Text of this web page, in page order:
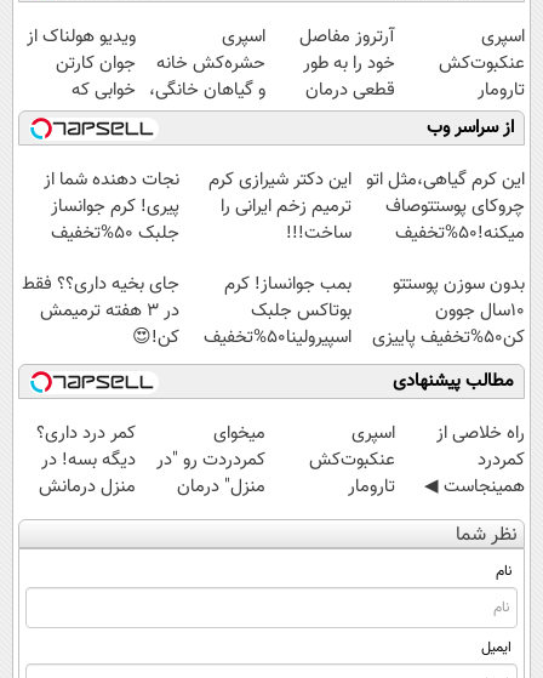
اسپری
عنکبوت‌‌کش
تارومار
ازبین‌برنده انواع
عنکبوت
آرتروز مفاصل
خود را به طور
قطعی درمان
کنید!
◗پرسش‌نامه◖
اسپری
حشره‌کش خانه
و گیاهان خانگی،
نابودکننده انواع
حشرات خانگی و
آفات
ویدیو هولناک از
جوان کارتن
خوابی که
میلیاردر شد.
آموزش رایگان
از سراسر وب
این کرم گیاهی،مثل اتو
چروکای پوستتوصاف
میکنه!50%تخفیف
این دکتر شیرازی کرم
ترمیم زخم ایرانی را
ساخت!!!
نجات دهنده شما از
پیری! کرم جوانساز
جلبک 50%تخفیف
بدون سوزن پوستتو
10سال جوون
کن50%تخفیف پاییزی
بمب جوانساز! کرم
بوتاکس جلبک
اسپیرولینا50%تخفیف
جای بخیه داری؟؟ فقط
در 3 هفته ترمیمش
کن!😍
مطالب پیشنهادی
‌راه خلاصی از
کمردرد
همینجاست ◀
فقط کافیه فرم
رو پر کنی!
اسپری
عنکبوت‌‌کش
تارومار
ازبین‌برنده انواع
عنکبوت
میخوای
کمردردت رو "در
منزل" درمان
کنی؟ (◂فیلم +
◂پرسش‌نامه)
کمر درد داری؟
دیگه بسه! در
منزل درمانش
کن
(◀پرسش‌نامه)
نظر شما
نام
ایمیل